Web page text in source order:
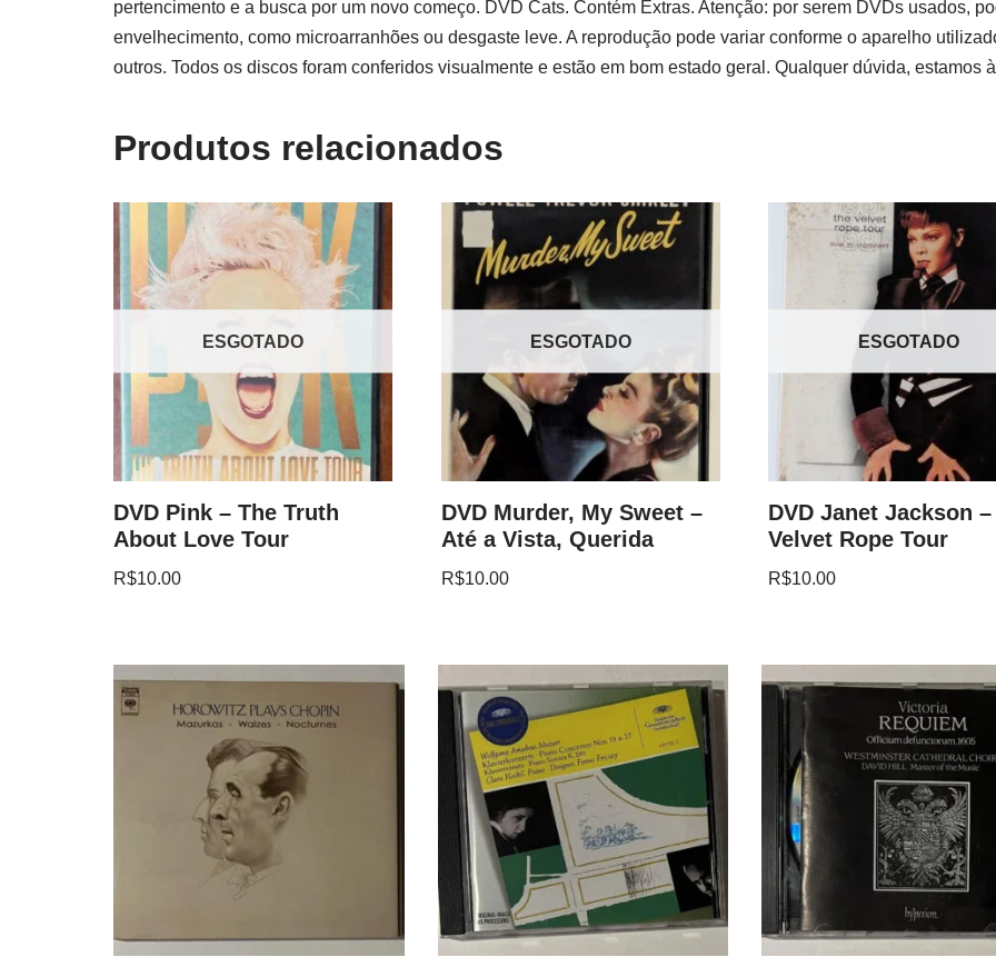
pertencimento e a busca por um novo começo. DVD Cats. Contém Extras. Atenção: por serem DVDs usados,
envelhecimento, como microarranhões ou desgaste leve. A reprodução pode variar conforme o aparelho
outros. Todos os discos foram conferidos visualmente e estão em bom estado geral. Qualquer dúvida, estamos
Produtos relacionados
ESGOTADO
DVD Pink – The Truth
About Love Tour
R$10.00
ESGOTADO
DVD Murder, My Sweet –
Até a Vista, Querida
R$10.00
ESGOTADO
DVD Janet Jackson
Velvet Rope Tour
R$10.00